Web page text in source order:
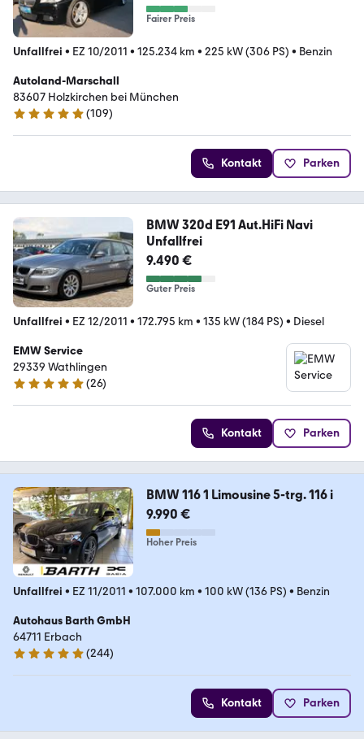
Fairer Preis
Unfallfrei • EZ 10/2011 • 125.234 km • 225 kW (306 PS) • Benzin
Autoland-Marschall
83607 Holzkirchen bei München
4.8 Sterne
(109)
Kontakt Parken
BMW 320d E91 Aut.HiFi Navi
Unfallfrei
9.490 €
Guter Preis
Unfallfrei • EZ 12/2011 • 172.795 km • 135 kW (184 PS) • Diesel
EMW Service
29339 Wathlingen
5 Sterne
(26)
Kontakt Parken
BMW 116 1 Limousine 5-trg. 116 i
9.990 €
Hoher Preis
Unfallfrei • EZ 11/2011 • 107.000 km • 100 kW (136 PS) • Benzin
Autohaus Barth GmbH
64711 Erbach
5 Sterne
(244)
Kontakt Parken